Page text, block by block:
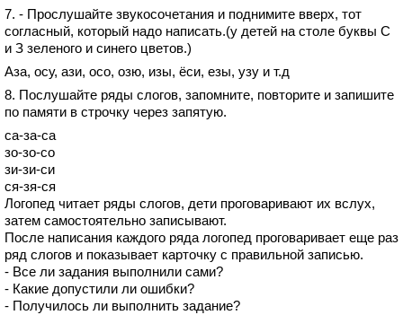
7. - Прослушайте звукосочетания и поднимите вверх, тот
согласный, который надо написать.(у детей на столе буквы С
и З зеленого и синего цветов.)
Аза, осу, ази, осо, озю, изы, ёси, езы, узу и т.д
8. Послушайте ряды слогов, запомните, повторите и запишите
по памяти в строчку через запятую.
са-за-са
зо-зо-со
зи-зи-си
ся-зя-ся
Логопед читает ряды слогов, дети проговаривают их вслух,
затем самостоятельно записывают.
После написания каждого ряда логопед проговаривает еще раз
ряд слогов и показывает карточку с правильной записью.
- Все ли задания выполнили сами?
- Какие допустили ли ошибки?
- Получилось ли выполнить задание?